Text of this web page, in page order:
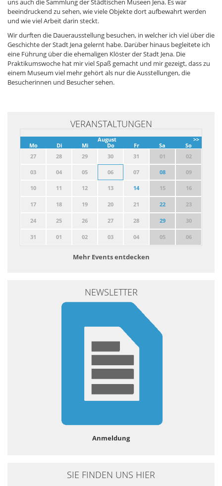
uns auch die Sammlung der Städtischen Museen Jena. Es war
beeindruckend zu sehen, wie viele Objekte dort aufbewahrt werden
und wie viel Arbeit darin steckt.
Wir durften die Dauerausstellung besuchen, in welcher ich viel über die
Geschichte der Stadt Jena gelernt habe. Darüber hinaus begleitete ich
eine Führung über die ehemaligen Klöster der Stadt Jena. Die
Praktikumswoche hat mir viel Spaß gemacht und mir gezeigt, dass zu
einem Museum viel mehr gehört als nur die Ausstellungen, die
Besucherinnen und Besucher sehen.
VERANSTALTUNGEN
>>
August
Mo
Di Mi Do Fr Sa
So
27
28 29 30 31 01 02
03 04 05 06 07 08 09
10 11 12 13 14 15 16
17 18 19 20 21 22 23
24 25 26 27 28 29 30
31 01 02 03 04 05 06
Mehr Events entdecken
NEWSLETTER
Anmeldung
SIE FINDEN UNS HIER